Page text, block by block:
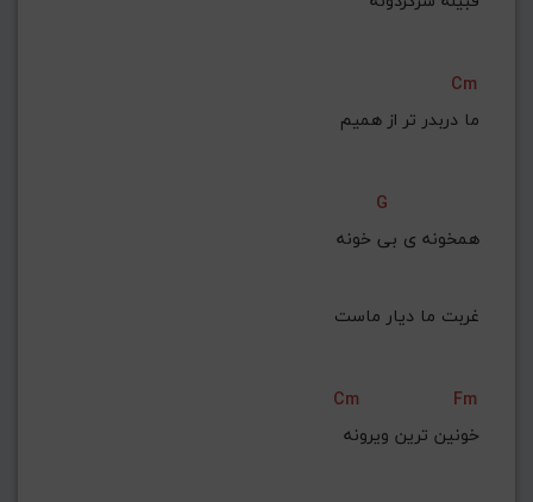
Cm
ما دربدر تر از همیم
G
همخونه ی بی خونه
غربت ما دیار ماست
Cm
Fm
خونین ترین ویرونه